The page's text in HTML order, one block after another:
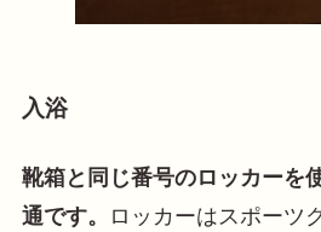
入浴
靴箱と同じ番号のロッカーを
通です。
ロッカーはスポーツ